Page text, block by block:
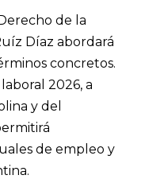
de la
Díaz abordará
concretos.
2026, a
y del
de empleo y